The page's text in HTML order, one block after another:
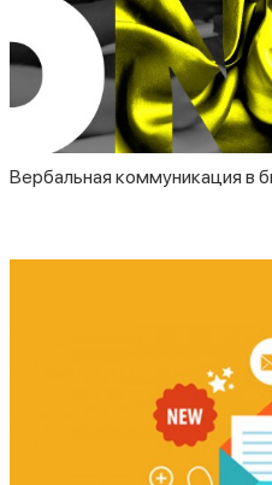
Вербальная коммуникация в